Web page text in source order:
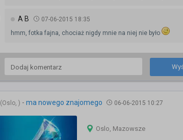
A B
07-06-2015 18:35
hmm, fotka fajna, chociaż nigdy mnie na niej nie było
(Oslo, ) - ma nowego znajomego 06-06-2015 10:27
Oslo, Mazowsze